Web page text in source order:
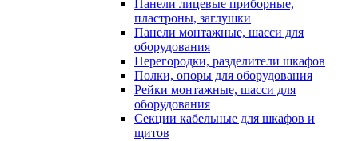
Панели лицевые приборные,
пластроны, заглушки
Панели монтажные, шасси для
оборудования
Перегородки, разделители шкафов
Полки, опоры для оборудования
Рейки монтажные, шасси для
оборудования
Секции кабельные для шкафов и
щитов